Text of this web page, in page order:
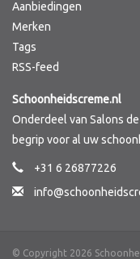
Aanbiedingen
Merken
Tags
RSS-feed
Schoonheidscreme.nl
Onderdeel van Salons
begrip voor al uw
+31 6 26877226
© Copyright 2026